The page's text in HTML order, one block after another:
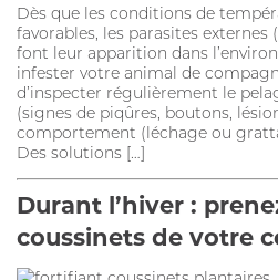
PURGE
HYGIÈNE
Dès que les conditions de
favorables, les parasites externes
font leur apparition dans
infester votre animal de
d’inspecter régulièrement le
(signes de piqûres, boutons,
comportement (léchage ou
Des solutions […]
Durant l’hiver :
coussinets de votre